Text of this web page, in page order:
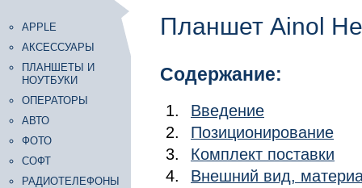
APPLE
АКСЕССУАРЫ
ПЛАНШЕТЫ И
НОУТБУКИ
ОПЕРАТОРЫ
АВТО
ФОТО
СОФТ
РАДИОТЕЛЕФОНЫ
Планшет Ainol
Содержание:
Введение
Позиционирование
Комплект поставки
Внешний вид,